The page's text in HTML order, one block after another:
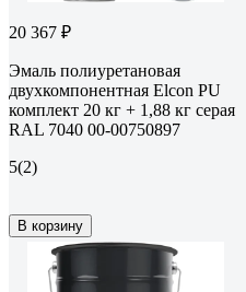
20 367 ₽
Эмаль полиуретановая
двухкомпонентная Elcon PU
комплект 20 кг + 1,88 кг серая
RAL 7040 00-00750897
5(2)
В корзину